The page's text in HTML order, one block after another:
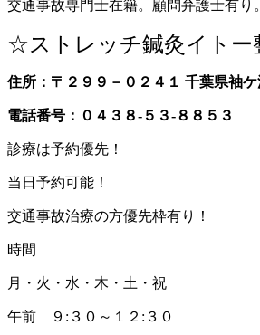
交通事故専門士在籍。顧問弁護士有り。
☆ストレッチ鍼灸イトー
住所：〒２９９－０２４１ 千葉県袖
電話番号：０４３８-５３-８８５３
診療は予約優先！
当日予約可能！
交通事故治療の方優先枠有り！
時間
月・火・水・木・土・祝
午前 ９:３０～１２:３０